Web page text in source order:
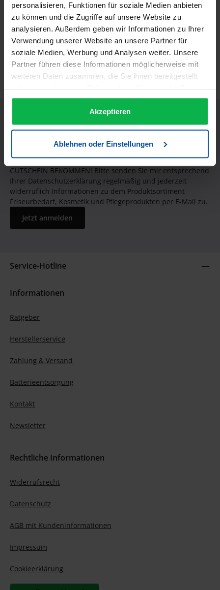
personalisieren, Funktionen für soziale Medien anbieten
zu können und die Zugriffe auf unsere Website zu
analysieren. Außerdem geben wir Informationen zu Ihrer
Verwendung unserer Website an unsere Partner für
soziale Medien, Werbung und Analysen weiter. Unsere
Partner führen diese Informationen möglicherweise mit
weiteren Daten zusammen, die Sie ihnen bereitgestellt
gesammelt haben.
Akzeptieren
Ablehnen oder Einstellungen
Jaguar Rasiermesser R1 M - Pink Das Rasiermesser JAGUAR
R1 M PINK bringt Farbe in die Salons. Aber nicht nur das –
es zeugt…Mehr
Informationen zur Produktsicherheit
Trusted Shops Bewertungen
JETZT UNSEREN NEWSLETTER ABONNIEREN UND EINEN 5€
GUTSCHEIN BEKOMMEN! Bitte senden Sie mir entsprechend
Ihrer Datenschutzerklärung regelmäßig und jederzeit
widerruflich Informationen zu dem Produktsortiment
Friseurbedarf, Kosmetik und Pflegeprodukten per E-Mail zu.
Jetzt anmelden
Service-Hotline
Informationen
Ratgeber
Herstellerservice
Zahlung & Versand
Batterieentsorgung
Kontakt
Newsletter
Rechtliche Informationen
Widerrufsrecht
Datenschutz
AGB mit Kundeninformationen
Impressum
Cookieerklärung